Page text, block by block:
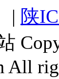
| 陕
All